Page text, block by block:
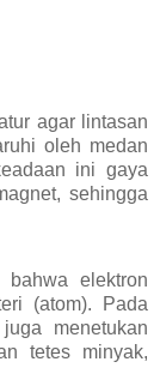
agar lintasan
oleh medan
ini gaya
sehingga
bahwa elektron
(atom). Pada
menetukan
tetes minyak,